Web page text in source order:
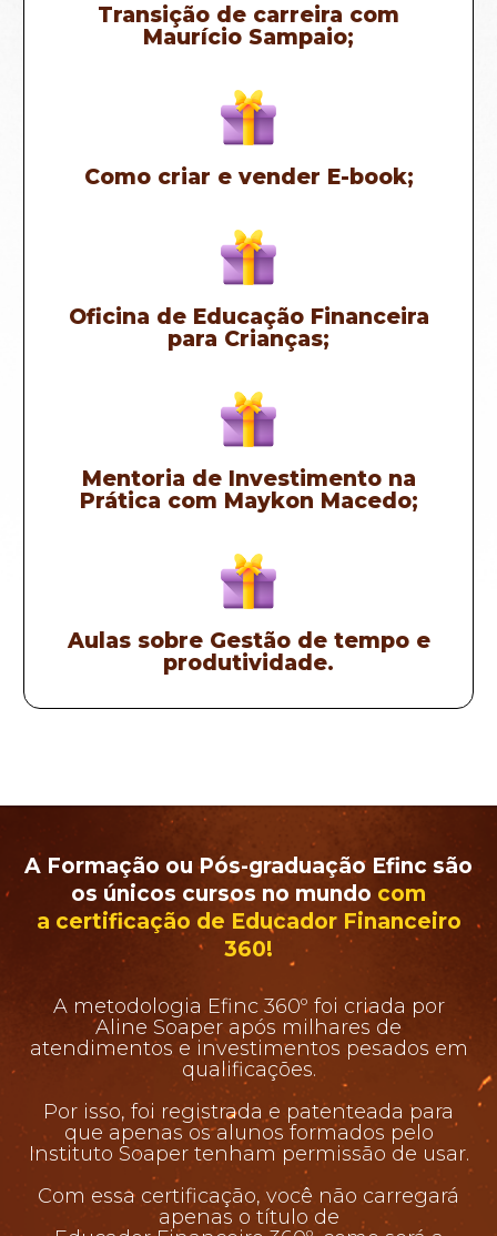
Transição de carreira com
Maurício Sampaio;
Como criar e vender E-book;
Oficina de Educação Financeira
para Crianças;
Mentoria de Investimento na
Prática com Maykon Macedo;
Aulas sobre Gestão de tempo e
produtividade.
A Formação ou Pós-graduação Efinc são
os únicos cursos no mundo com
a certificação de Educador Financeiro
360!
A metodologia Efinc 360º foi criada por
Aline Soaper após milhares de
atendimentos e investimentos pesados em
qualificações.
Por isso, foi registrada e patenteada para
que apenas os alunos formados pelo
Instituto Soaper tenham permissão de usar.
Com essa certificação, você não carregará
apenas o título de